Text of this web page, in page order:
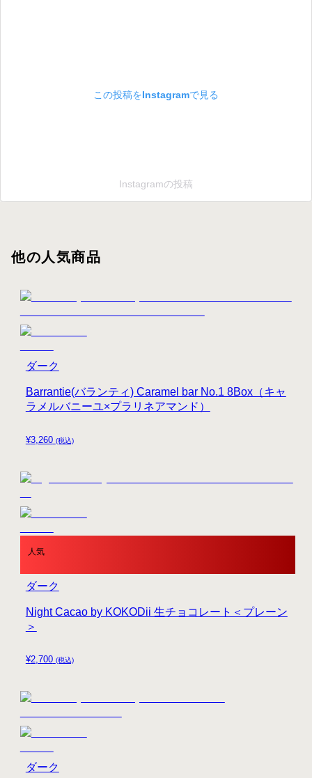
この投稿をInstagramで見る
Instagramの投稿
他の人気商品
¥3,260 (税込)
Barrantie(バランティ) Caramel bar No.1 8Box（キャ
ラメルバニーユ×プラリネアマンド）
ダーク
人気
¥2,700 (税込)
Night Cacao by KOKODii 生チョコレート＜プレーン
＞
ダーク
ダーク